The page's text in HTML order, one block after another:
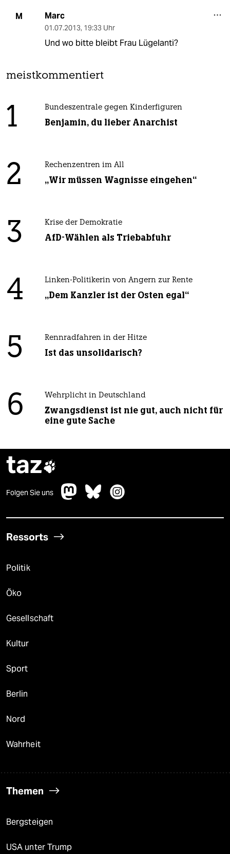
M Marc
01.07.2013, 19:33 Uhr
Und wo bitte bleibt Frau Lügelanti?
meistkommentiert
1 Bundeszentrale gegen Kinderfiguren
Benjamin, du lieber Anarchist
2 Rechenzentren im All
„Wir müssen Wagnisse eingehen“
3 Krise der Demokratie
AfD-Wählen als Triebabfuhr
4 Linken-Politikerin von Angern zur Rente
„Dem Kanzler ist der Osten egal“
5 Rennradfahren in der Hitze
Ist das unsolidarisch?
6 Wehrplicht in Deutschland
Zwangsdienst ist nie gut, auch nicht für
eine gute Sache
taz
Folgen Sie uns
Ressorts
Politik
Öko
Gesellschaft
Kultur
Sport
Berlin
Nord
Wahrheit
Themen
Bergsteigen
USA unter Trump